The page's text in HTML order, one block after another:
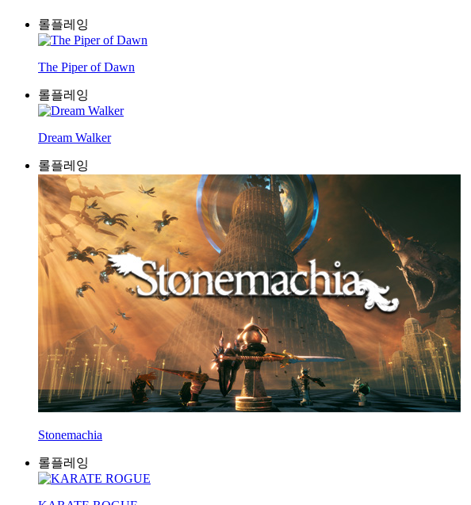
롤플레잉
The Piper of Dawn
롤플레잉
Dream Walker
롤플레잉
Stonemachia
롤플레잉